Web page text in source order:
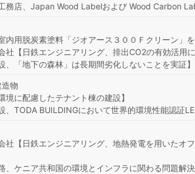
務店、Japan Wood Labelおよび Wood Carbon
内用脱炭素塗料「ジオアース３００Ｆクリーン」
社【日鉄エンジニアリング、排出CO2の有効活用
、「地下の森林」は長期間劣化しないことを実証】
物
に配慮したテナント棟の建設】
、TODA BUILDINGにおいて世界的環境性能認証
社【日鉄エンジニアリング、地熱発電を用いたオ
、ケニア共和国の環境とインフラに関わる問題解決